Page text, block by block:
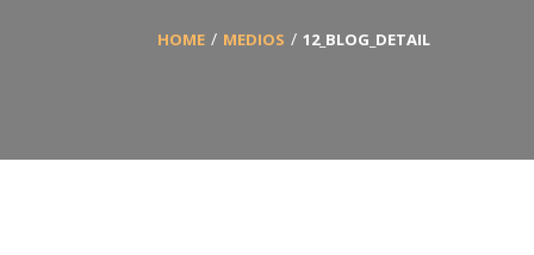
HOME MEDIOS 12_BLOG_DETAIL